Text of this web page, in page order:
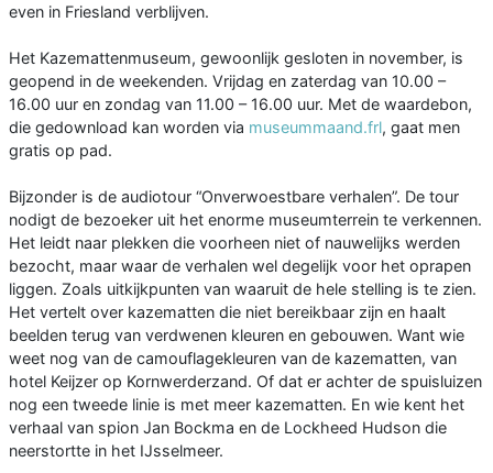
even in Friesland verblijven.
Het Kazemattenmuseum, gewoonlijk gesloten in november, is
geopend in de weekenden. Vrijdag en zaterdag van 10.00 –
16.00 uur en zondag van 11.00 – 16.00 uur. Met de waardebon,
die gedownload kan worden via museummaand.frl, gaat men
gratis op pad.
Bijzonder is de audiotour “Onverwoestbare verhalen”. De tour
nodigt de bezoeker uit het enorme museumterrein te verkennen.
Het leidt naar plekken die voorheen niet of nauwelijks werden
bezocht, maar waar de verhalen wel degelijk voor het oprapen
liggen. Zoals uitkijkpunten van waaruit de hele stelling is te zien.
Het vertelt over kazematten die niet bereikbaar zijn en haalt
beelden terug van verdwenen kleuren en gebouwen. Want wie
weet nog van de camouflagekleuren van de kazematten, van
hotel Keijzer op Kornwerderzand. Of dat er achter de spuisluizen
nog een tweede linie is met meer kazematten. En wie kent het
verhaal van spion Jan Bockma en de Lockheed Hudson die
neerstortte in het IJsselmeer.